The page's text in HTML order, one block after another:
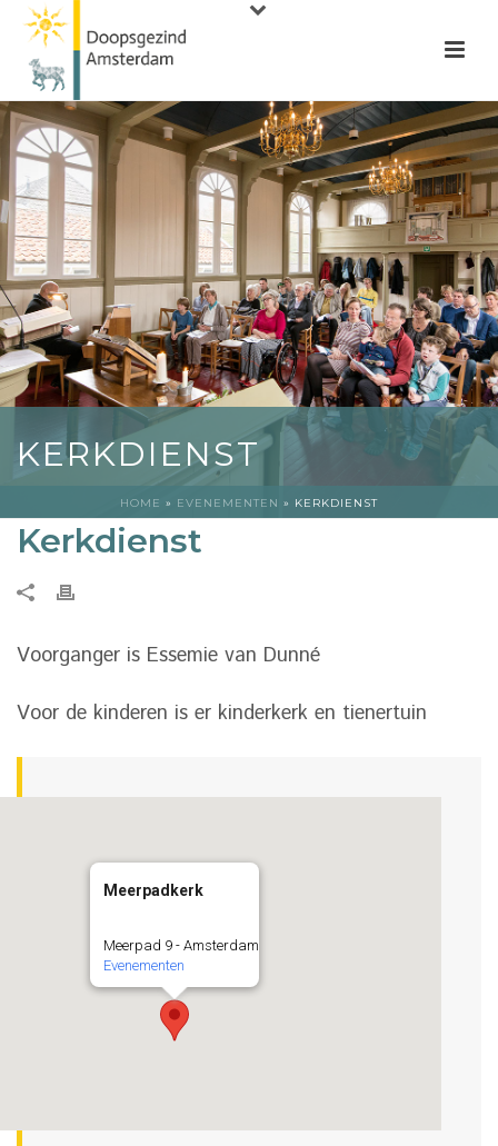
KERKDIENST
HOME » EVENEMENTEN » KERKDIENST
Kerkdienst
Voorganger is Essemie van Dunné
Voor de kinderen is er kinderkerk en tienertuin
Meerpadkerk
Meerpad 9 - Amsterdam
Evenementen